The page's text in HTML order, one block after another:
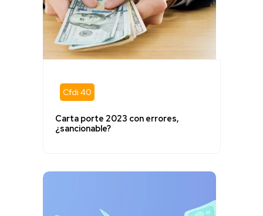
Cfdi 40
Carta porte 2023 con errores,
¿sancionable?